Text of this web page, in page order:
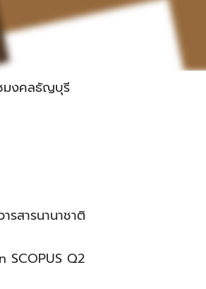
มงคลธัญบุรี
รสารนานาชาติ
SCOPUS Q2